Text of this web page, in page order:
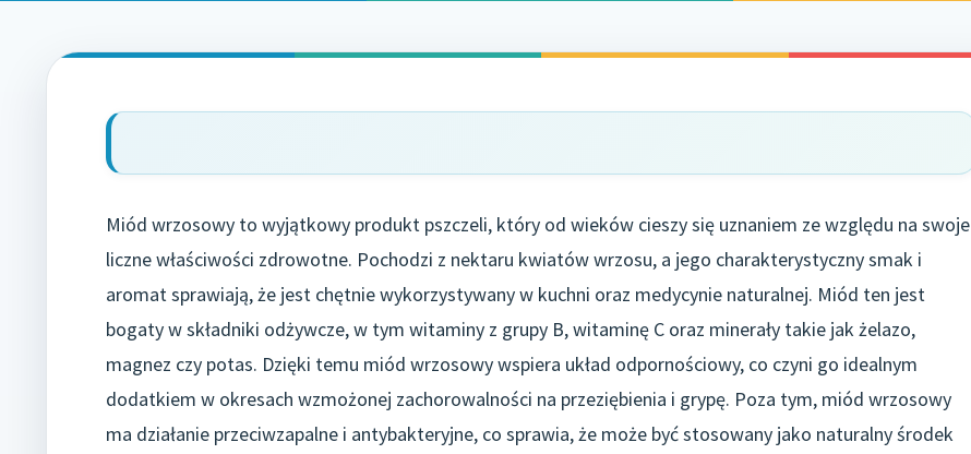
Miód wrzosowy to wyjątkowy produkt pszczeli, który od wieków cieszy się uznaniem ze względu na swoje
liczne właściwości zdrowotne. Pochodzi z nektaru kwiatów wrzosu, a jego charakterystyczny smak i
aromat sprawiają, że jest chętnie wykorzystywany w kuchni oraz medycynie naturalnej. Miód ten jest
bogaty w składniki odżywcze, w tym witaminy z grupy B, witaminę C oraz minerały takie jak żelazo,
magnez czy potas. Dzięki temu miód wrzosowy wspiera układ odpornościowy, co czyni go idealnym
dodatkiem w okresach wzmożonej zachorowalności na przeziębienia i grypę. Poza tym, miód wrzosowy
ma działanie przeciwzapalne i antybakteryjne, co sprawia, że może być stosowany jako naturalny środek